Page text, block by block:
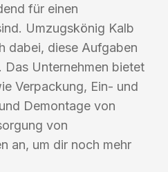
für einen
Umzugskönig Kalb
dabei, diese Aufgaben
Unternehmen bietet
Verpackung, Ein- und
Demontage von
von
an, um dir noch mehr